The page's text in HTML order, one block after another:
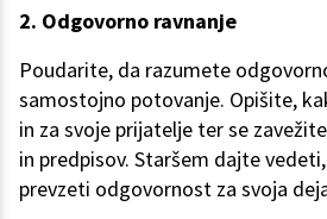
2. Odgovorno ravnanje
Poudarite, da razumete
samostojno potovanje. Opišite,
in za svoje prijatelje ter se
in predpisov. Staršem dajte
prevzeti odgovornost za svoja